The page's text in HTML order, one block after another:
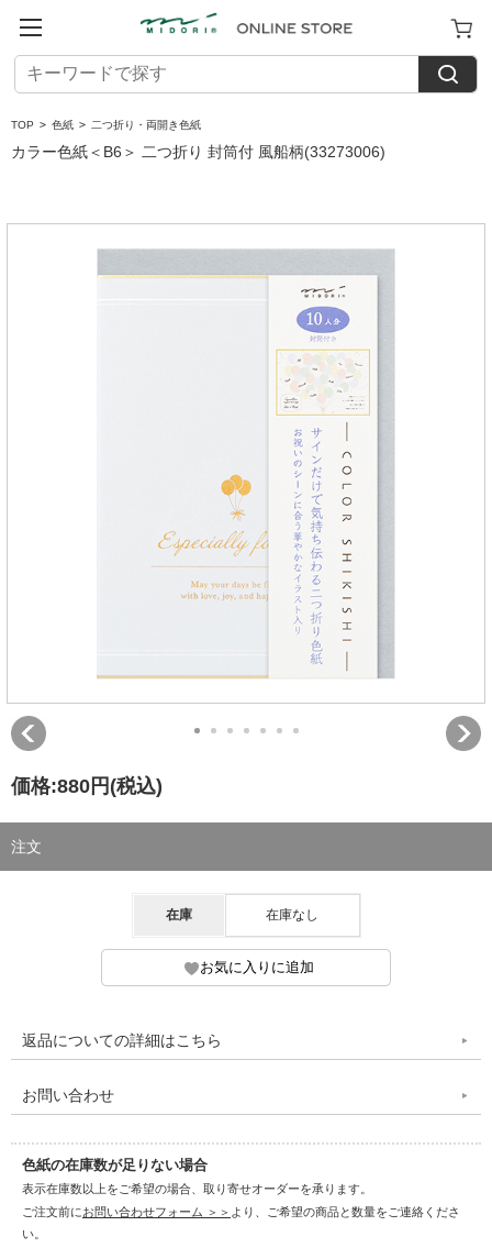
TOP > 色紙 > 二つ折り・両開き色紙
カラー色紙＜B6＞ 二つ折り 封筒付 風船柄(33273006)
価格:880円 (税込)
注文
在庫 在庫なし
返品についての詳細はこちら
お問い合わせ
色紙の在庫数が足りない場合
表示在庫数以上をご希望の場合、取り寄せオーダーを承ります。
ご注文前にお問い合わせフォーム ＞＞ より、ご希望の商品と数量をご連絡くださ
い。